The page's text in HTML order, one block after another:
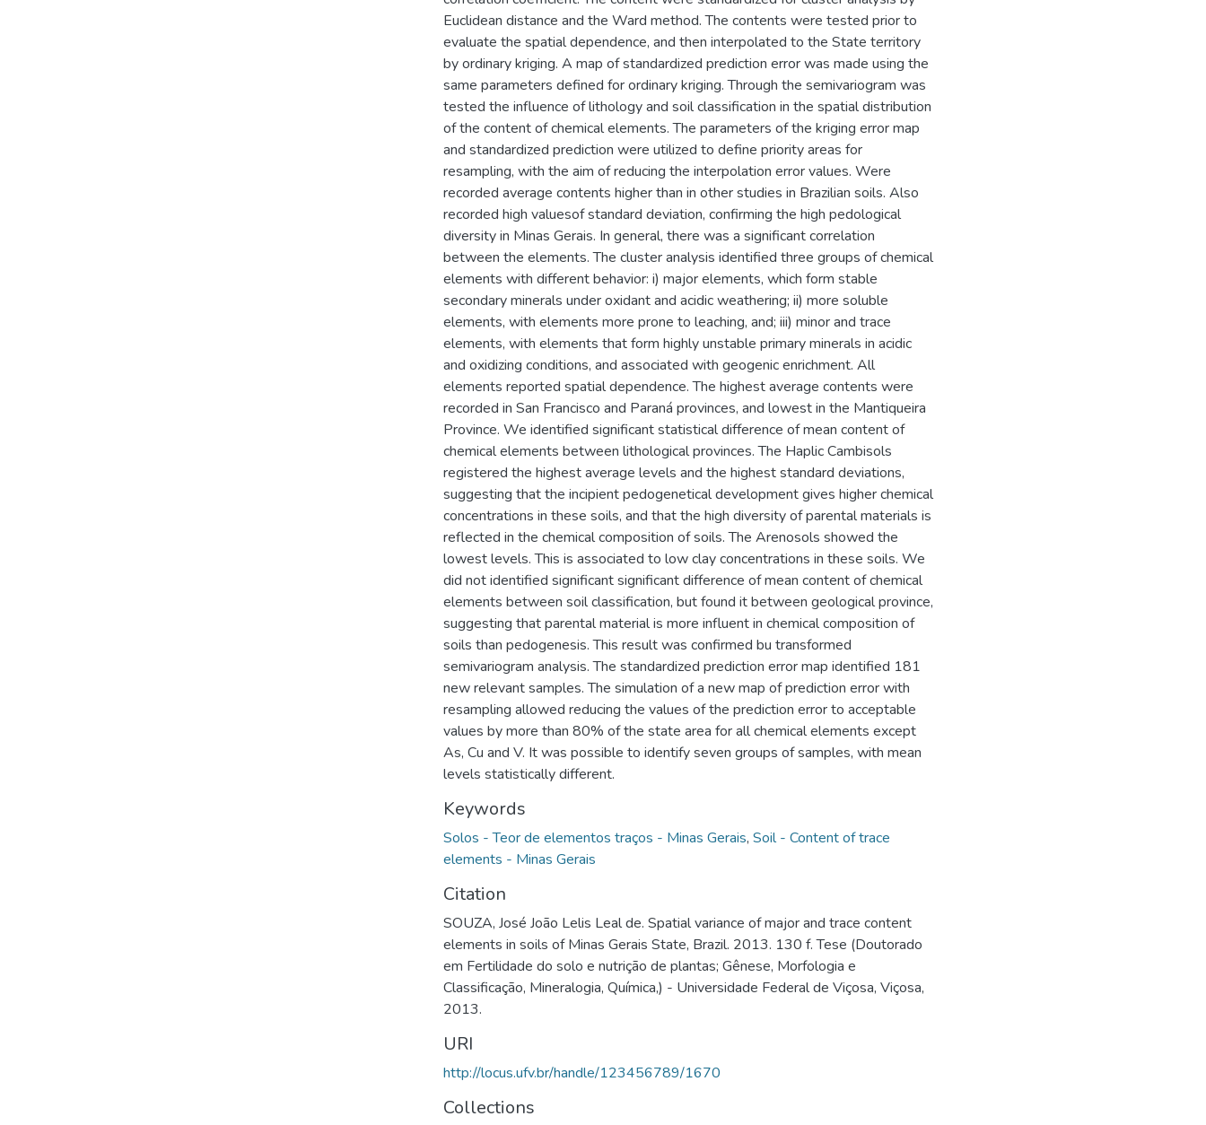
Euclidean distance and the Ward method. The contents were tested prior to
evaluate the spatial dependence, and then interpolated to the State territory
by ordinary kriging. A map of standardized prediction error was made using the
same parameters defined for ordinary kriging. Through the semivariogram was
tested the influence of lithology and soil classification in the spatial distribution
of the content of chemical elements. The parameters of the kriging error map
and standardized prediction were utilized to define priority areas for
resampling, with the aim of reducing the interpolation error values. Were
recorded average contents higher than in other studies in Brazilian soils. Also
recorded high valuesof standard deviation, confirming the high pedological
diversity in Minas Gerais. In general, there was a significant correlation
between the elements. The cluster analysis identified three groups of chemical
elements with different behavior: i) major elements, which form stable
secondary minerals under oxidant and acidic weathering; ii) more soluble
elements, with elements more prone to leaching, and; iii) minor and trace
elements, with elements that form highly unstable primary minerals in acidic
and oxidizing conditions, and associated with geogenic enrichment. All
elements reported spatial dependence. The highest average contents were
recorded in San Francisco and Paraná provinces, and lowest in the Mantiqueira
Province. We identified significant statistical difference of mean content of
chemical elements between lithological provinces. The Haplic Cambisols
registered the highest average levels and the highest standard deviations,
suggesting that the incipient pedogenetical development gives higher chemical
concentrations in these soils, and that the high diversity of parental materials is
reflected in the chemical composition of soils. The Arenosols showed the
lowest levels. This is associated to low clay concentrations in these soils. We
did not identified significant significant difference of mean content of chemical
elements between soil classification, but found it between geological province,
suggesting that parental material is more influent in chemical composition of
soils than pedogenesis. This result was confirmed bu transformed
semivariogram analysis. The standardized prediction error map identified 181
new relevant samples. The simulation of a new map of prediction error with
resampling allowed reducing the values of the prediction error to acceptable
values by more than 80% of the state area for all chemical elements except
As, Cu and V. It was possible to identify seven groups of samples, with mean
levels statistically different.
Keywords
Solos - Teor de elementos traços - Minas Gerais, Soil - Content of trace
elements - Minas Gerais
Citation
SOUZA, José João Lelis Leal de. Spatial variance of major and trace content
elements in soils of Minas Gerais State, Brazil. 2013. 130 f. Tese (Doutorado
em Fertilidade do solo e nutrição de plantas; Gênese, Morfologia e
Classificação, Mineralogia, Química,) - Universidade Federal de Viçosa, Viçosa,
2013.
URI
http://locus.ufv.br/handle/123456789/1670
Collections